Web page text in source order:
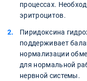
процессах.
эритроцитов.
Пиридоксина
поддерживает
нормализации
для нормальной
нервной системы.